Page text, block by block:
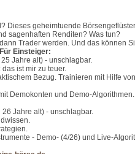
Dieses geheimtuende
sagenhaften Renditen? Was tun?
Trader werden. Und das können
Für Einsteiger:
Jahre alt) - unschlagbar.
das ist mir zu teuer.
Bezug. Trainieren mit Hilfe von
Demokonten und Demo-Algorithmen.
Jahre alt) - unschlagbar.
- Demo- (4/26) und Live-